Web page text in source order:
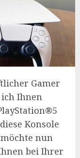
Gamer
Ihnen
Konsole
nun
bei Ihrer